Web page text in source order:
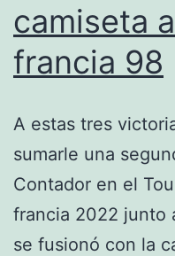
camiseta
francia 98
A estas tres
sumarle una
Contador en el
francia 2022 junto
se fusionó con la